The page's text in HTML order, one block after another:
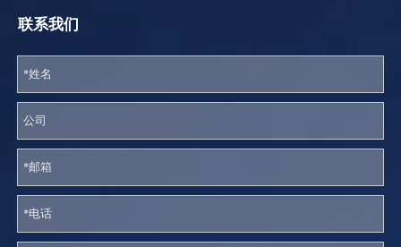
2025年10月8日，久通物联在拉各斯汇聚了物流和能源行业的专家
联系我们